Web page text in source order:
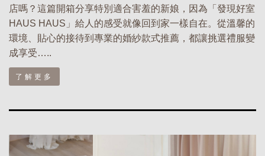
店嗎？這篇開箱分享特別適合害羞的新娘，因為「發現好室
HAUS HAUS」給人的感受就像回到家一樣自在。從溫馨的
環境、貼心的接待到專業的婚紗款式推薦，都讓挑選禮服變
成享受…..
了解更多